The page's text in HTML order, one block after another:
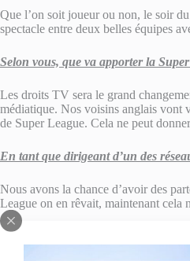
Que l’on soit joueur ou non, le soir
spectacle entre deux belles équipes
Selon vous, que va apporter la
Les droits TV sera le grand
médiatique. Nos voisins anglais vont
de Super League. Cela ne peut
En tant que dirigeant d’un des
Nous avons la chance d’avoir des
League on en rêvait, maintenant cela
Comment voyez-vous cette